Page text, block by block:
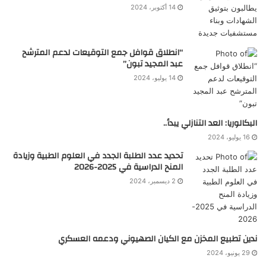
14 أكتوبر، 2024
“انطلاق قوافل جمع التوقيعات لدعم المترشح
عبد المجيد تبون”
14 يوليو، 2024
البكالوريا: العد التنازلي يبدأ..
16 يوليو، 2024
تحديد عدد الطلبة الجدد في العلوم الطبية وزيادة
المنح الدراسية في 2025-2026
2 ديسمبر، 2024
ندين تطبيع المخزن مع الكيان الصهيوني ودعمه العسكري
29 يونيو، 2024